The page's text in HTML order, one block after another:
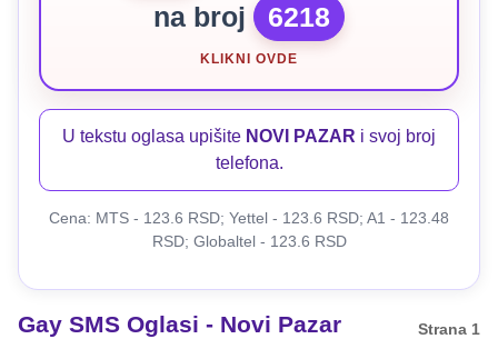
na broj
6218
KLIKNI OVDE
U tekstu oglasa upišite NOVI PAZAR i svoj broj
telefona.
Cena: MTS - 123.6 RSD; Yettel - 123.6 RSD; A1 - 123.48
RSD; Globaltel - 123.6 RSD
Gay SMS Oglasi - Novi Pazar Strana 1